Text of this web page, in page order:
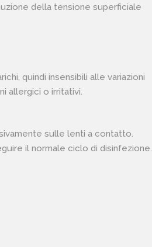
della tensione superficiale
quindi insensibili alle variazioni
allergici o irritativi.
sulle lenti a contatto.
il normale ciclo di disinfezione.